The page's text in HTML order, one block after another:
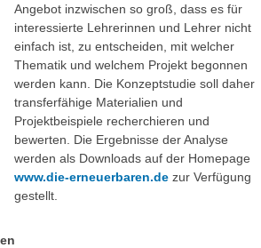
Angebot inzwischen so groß, dass es für
interessierte Lehrerinnen und Lehrer nicht
einfach ist, zu entscheiden, mit welcher
Thematik und welchem Projekt begonnen
werden kann. Die Konzeptstudie soll daher
transferfähige Materialien und
Projektbeispiele recherchieren und
bewerten. Die Ergebnisse der Analyse
werden als Downloads auf der Homepage
www.die-erneuerbaren.de zur Verfügung
gestellt.